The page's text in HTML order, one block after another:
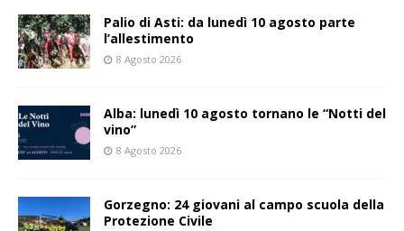
Palio di Asti: da lunedì 10 agosto parte
l’allestimento
8 Agosto 2026
Alba: lunedì 10 agosto tornano le “Notti del
vino”
8 Agosto 2026
Gorzegno: 24 giovani al campo scuola della
Protezione Civile